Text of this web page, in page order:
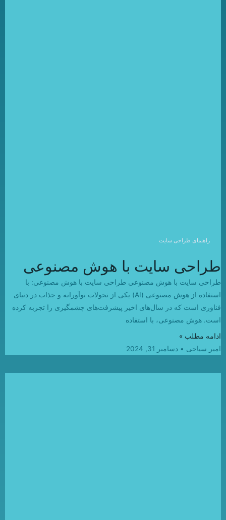
راهنمای طراحی سایت
طراحی سایت با هوش مصنوعی
طراحی سایت با هوش مصنوعی طراحی سایت با هوش مصنوعی: با
استفاده از هوش مصنوعی (AI) یکی از تحولات نوآورانه و جذاب در دنیای
فناوری است که در سال‌های اخیر پیشرفت‌های چشمگیری را تجربه کرده
است. هوش مصنوعی، با استفاده
ادامه مطلب »
امیر سیاحی
دسامبر 31, 2024